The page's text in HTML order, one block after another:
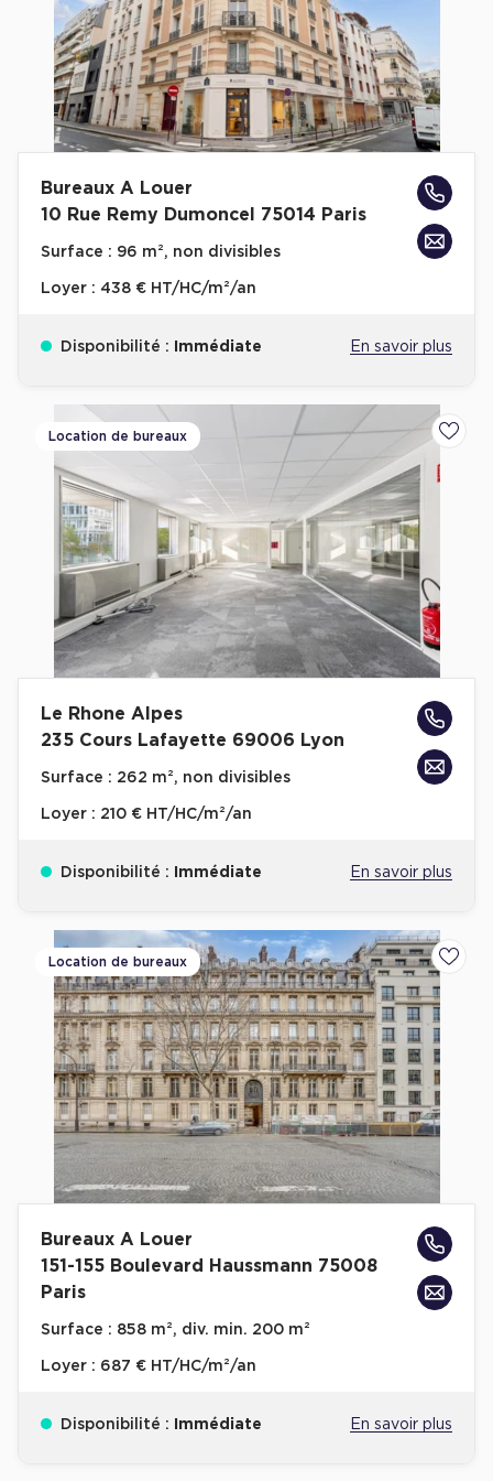
Achat de Commerces
Achat de Commerces à Nîmes
Achat de Commerces à Toulouse
Achat de Commerces à Marseille
Bureaux privés à Paris
Bureaux privés à Marseille
Bureaux privés à Neuilly-sur-Seine
Bureaux privés à Lille
Plateaux opérés
Plateaux opérés à Paris
Plateaux opérés à Lyon
Plateaux opérés à Neuilly-sur-Seine
Plateaux opérés à Saint-Ouen
Plateaux opérés à Boulogne-Billancourt
Bureaux privés avec terrasse
Guide & Conseils
Livrets blancs & Études
Cas Clients
Bureaux A Louer
10 Rue Remy Dumoncel 75014 Paris
Surface : 96 m², non divisibles
Loyer : 438 € HT/HC/m²/an
Disponibilité : Immédiate En savoir plus
Location de bureaux
Le Rhone Alpes
235 Cours Lafayette 69006 Lyon
Surface : 262 m², non divisibles
Loyer : 210 € HT/HC/m²/an
Disponibilité : Immédiate En savoir plus
Location de bureaux
Bureaux A Louer
151-155 Boulevard Haussmann 75008
Paris
Surface : 858 m², div. min. 200 m²
Loyer : 687 € HT/HC/m²/an
Disponibilité : Immédiate En savoir plus